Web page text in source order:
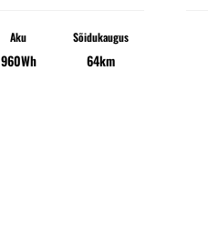
€999.00.€849.00.
Aku
960Wh
Sõidukaugus
64km